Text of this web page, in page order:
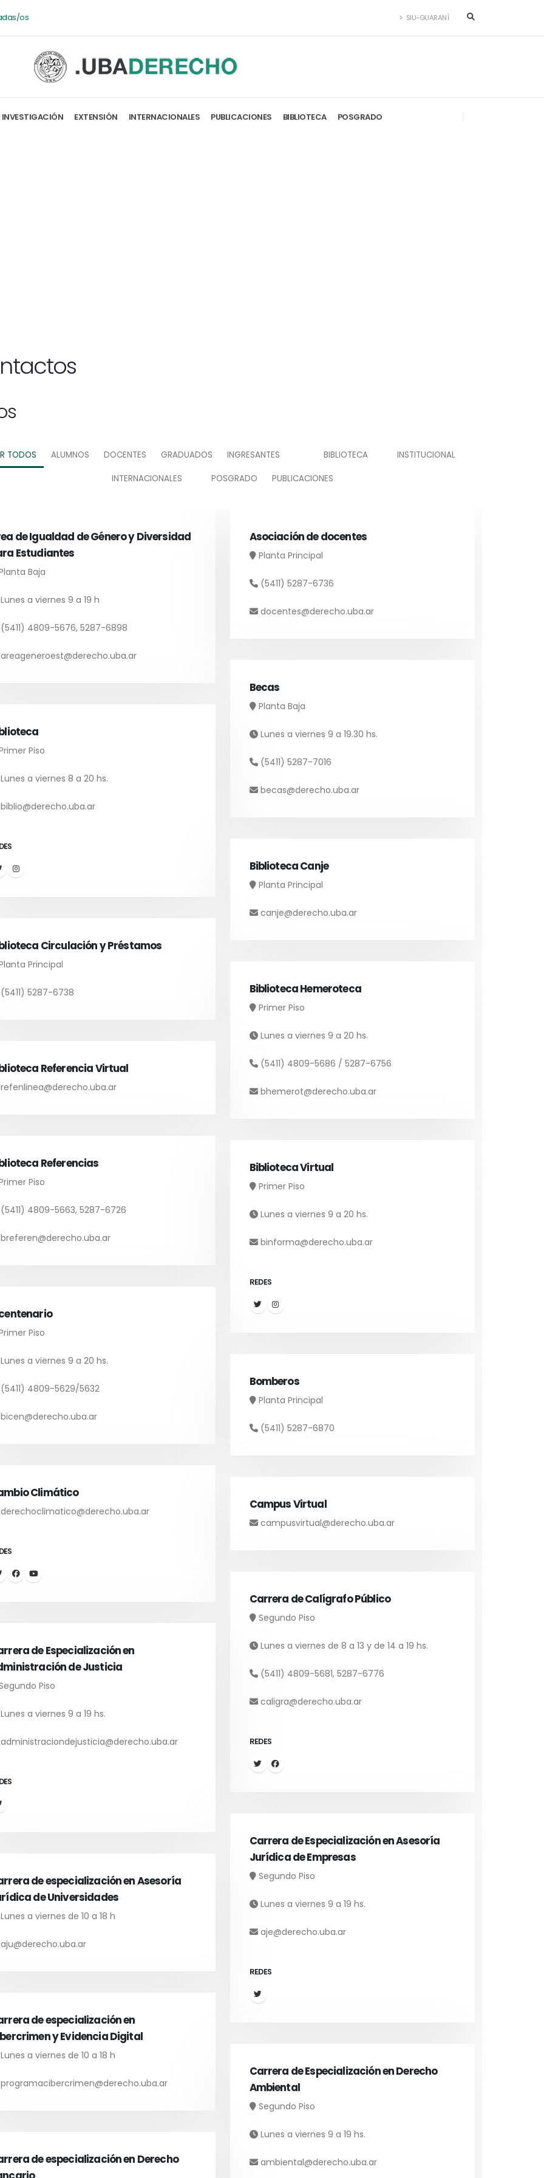
os SIU-GUARANÍ
INVESTIGACIÓN EXTENSIÓN INTERNACIONALES PUBLICACIONES BIBLIOTECA POSGRADO
TODOS ALUMNOS DOCENTES GRADUADOS INGRESANTES BIBLIOTECA INSTITUCIONAL
INTERNACIONALES POSGRADO PUBLICACIONES
de Igualdad de Género y Diversidad
Estudiantes
Baja
a viernes 9 a 19 h
4809-5676, 5287-6898
Asociación de docentes
Planta Principal
(5411) 5287-6736
docentes@derecho.uba.ar
Becas
Planta Baja
Lunes a viernes 9 a 19.30 hs.
(5411) 5287-7016
becas@derecho.uba.ar
Piso
a viernes 8 a 20 hs.
Biblioteca Canje
Planta Principal
canje@derecho.uba.ar
Circulación y Préstamos
Principal
5287-6738 Biblioteca Hemeroteca
Primer Piso
Lunes a viernes 9 a 20 hs.
(5411) 4809-5686 / 5287-6756
bhemerot@derecho.uba.ar
Referencia Virtual
Referencias
Piso
4809-5663, 5287-6726
Biblioteca Virtual
Primer Piso
Lunes a viernes 9 a 20 hs.
binforma@derecho.uba.ar
REDES
Piso
a viernes 9 a 20 hs.
4809-5629/5632 Bomberos
Planta Principal
(5411) 5287-6870
Climático
Campus Virtual
campusvirtual@derecho.uba.ar
Carrera de Calígrafo Público
Segundo Piso
Lunes a viernes de 8 a 13 y de 14 a 19 hs.
(5411) 4809-5681, 5287-6776
caligra@derecho.uba.ar
REDES
de Especialización en
de Justicia
Piso
a viernes 9 a 19 hs.
Carrera de Especialización en Asesoría
Jurídica de Empresas
Segundo Piso
Lunes a viernes 9 a 19 hs.
aje@derecho.uba.ar
REDES
de especialización en Asesoría
de Universidades
a viernes de 10 a 18 h
de especialización en
y Evidencia Digital
a viernes de 10 a 18 h
Carrera de Especialización en Derecho
Ambiental
Segundo Piso
Lunes a viernes 9 a 19 hs.
ambiental@derecho.uba.ar
de especialización en Derecho